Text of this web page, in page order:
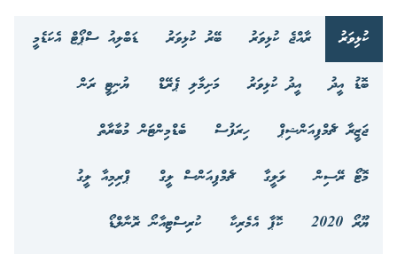
ކުޅިވަރު ރާއްޖެ ކުޅިވަރު ބޭރު ކުޅިވަރު
ޑަބްލިއު ސްޕޯޓް އެކަޑެމީ
ބޮޑު އީދު
އީދު ކުޅިވަރު މަށިމާލި ޕެރޭޑް
ޔުނިޓީ ރަން
ޖަޒީރާ ޗެމްޕިއަންޝިޕް
ހިރަފުސް
ބެޑްމިންޓަން މުބާރާތް
މޮޓޯ ރޭސިން
ލަލީގާ ޗެމްޕިއަންސް ލީގް
ޕްރިމިއާ ލީގު
ޔޫރޯ 2020
ކޮޕާ އެމެރިކާ
ކުރިސްޓިއާނޯ ރޮނާލްޑޯ